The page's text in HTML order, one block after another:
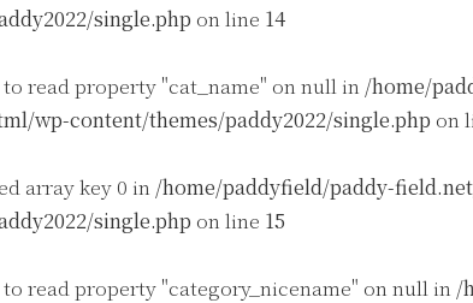
single.php on line 14
read property "cat_name" on null in /home/
wp-content/themes/paddy2022/single.php on
array key 0 in /home/paddyfield/paddy-
single.php on line 15
read property "category_nicename" on null in /